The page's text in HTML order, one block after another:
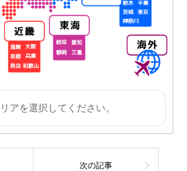
アを選択してください。
次の記事